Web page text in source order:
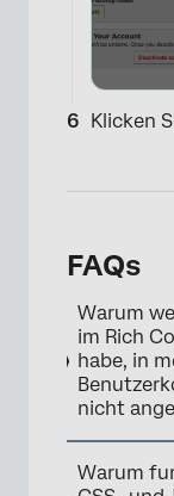
Klicken
FAQs
Warum
im Rich
habe, in
nicht
Warum